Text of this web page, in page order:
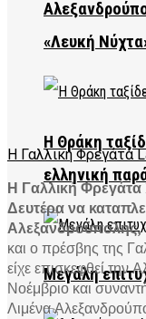
«Λευκή
Η Θράκη
ελληνική
Μεγάλη
Η Γαλλική Φρεγάτα
Η Γαλλική Φρεγάτα
Δευτέρα να
Αλεξανδρούπολης,
και ο πρέσβης της
είχε επισκεφθεί
Νοέμβριο και
Λιμένα